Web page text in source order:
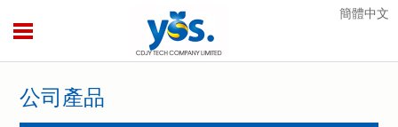
簡體中文
公司產品